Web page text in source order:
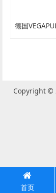
Copyright ©
首页